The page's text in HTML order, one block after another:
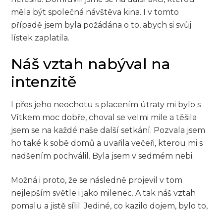
měla být společná návštěva kina. I v tomto
případě jsem byla požádána o to, abych si svůj
lístek zaplatila.
Náš vztah nabýval na
intenzitě
I přes jeho neochotu s placením útraty mi bylo s
Vítkem moc dobře, choval se velmi mile a těšila
jsem se na každé naše další setkání. Pozvala jsem
ho také k sobě domů a uvařila večeři, kterou mi s
nadšením pochválil. Byla jsem v sedmém nebi.
Možná i proto, že se následně projevil v tom
nejlepším světle i jako milenec. A tak náš vztah
pomalu a jistě sílil. Jediné, co kazilo dojem, bylo to,